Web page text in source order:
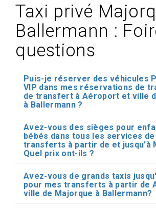
Taxi privé
Ballermann :
questions
Puis-je réserver des véhicules
VIP dans mes réservations de
de transfert à Aéroport et ville
à Ballermann ?
Avez-vous des sièges pour
bébés dans tous les services
transferts à partir de et jusqu'à
Quel prix ont-ils ?
Avez-vous de grands taxis
pour mes transferts à partir de
ville de Majorque à Ballermann?